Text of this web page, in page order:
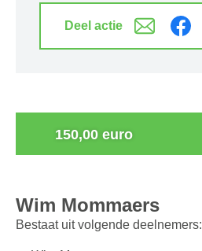
Deel actie
150,00 euro
Wim Mommaers
Bestaat uit volgende deelnemers: